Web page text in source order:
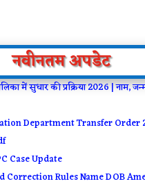
नवीनतम अपडेट
में सुधार की प्रक्रिया 2026 | नाम,
Department Transfer Order
Case Update
Correction Rules Name DOB